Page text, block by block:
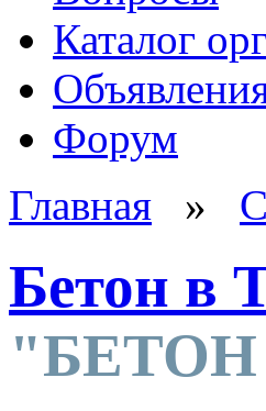
Каталог
Форум
Главная »
Бетон в